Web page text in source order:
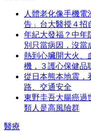
人體老化像手機
告」台大醫授４招
年紀大發福？中年
別只當病因，沒當
熱到心臟開大火、
機，３護心保健品
從日本熊本地震，
路、交通安全
東野圭吾大腸癌過
類人是高風險群
醫療